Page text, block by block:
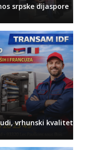
srpske dijaspore
vrhunski kvalitet